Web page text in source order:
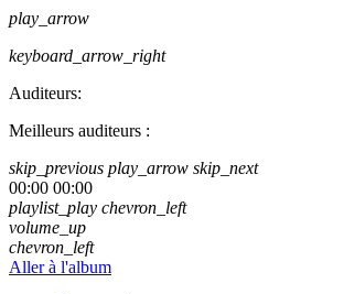
play_arrow
keyboard_arrow_right
Auditeurs:
Meilleurs auditeurs :
skip_previous play_arrow skip_next
00:00 00:00
playlist_play chevron_left
volume_up
chevron_left
Aller à l'album